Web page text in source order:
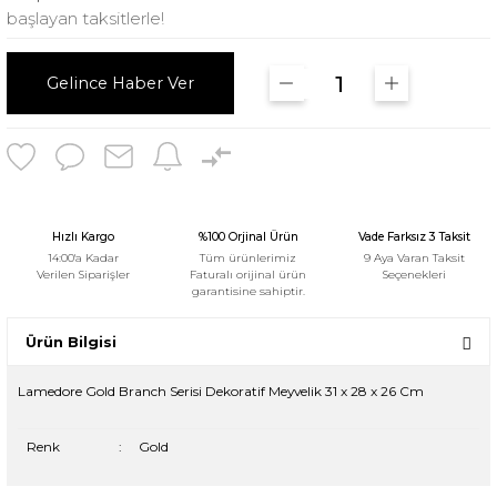
başlayan taksitlerle!
Gelince Haber Ver
Hızlı Kargo
14:00'a Kadar
Verilen Siparişler
%100 Orjinal Ürün
Tüm ürünlerimiz
Faturalı orijinal ürün
garantisine sahiptir.
Vade Farksız 3 Taksit
9 Aya Varan Taksit
Seçenekleri
Ürün Bilgisi
Lamedore Gold Branch Serisi Dekoratif Meyvelik 31 x 28 x 26 Cm
Renk : Gold